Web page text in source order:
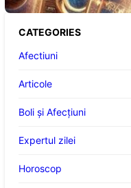
CATEGORIES
Afectiuni
Articole
Boli și Afecțiuni
Expertul zilei
Horoscop